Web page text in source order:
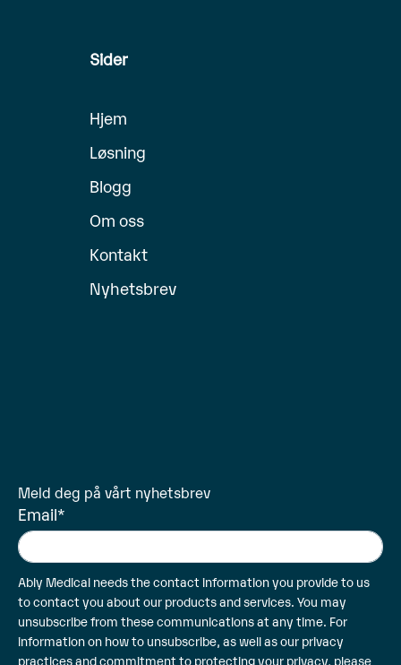
Sider
Hjem
Løsning
Blogg
Om oss
Kontakt
Nyhetsbrev
Meld deg på vårt nyhetsbrev
Email*
Ably Medical needs the contact information you provide to us
to contact you about our products and services. You may
unsubscribe from these communications at any time. For
information on how to unsubscribe, as well as our privacy
practices and commitment to protecting your privacy, please